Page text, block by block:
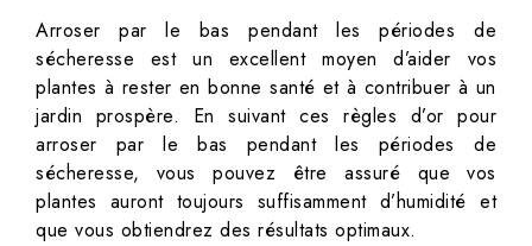
Arroser par le bas pendant les périodes de
sécheresse est un excellent moyen d’aider vos
plantes à rester en bonne santé et à contribuer à un
jardin prospère. En suivant ces règles d’or pour
arroser par le bas pendant les périodes de
sécheresse, vous pouvez être assuré que vos
plantes auront toujours suffisamment d’humidité et
que vous obtiendrez des résultats optimaux.